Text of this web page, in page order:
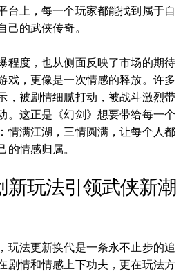
台上，每一个玩家都能找到属于自
己的武侠传奇。
程度，也从侧面反映了市场的期待
，更像是一次情感的释放。许多
，被剧情细腻打动，被战斗激烈带
。这正是《幻剑》想要带给每一个
情满江湖，三情圆满，让每个人都
的情感归属。
新玩法引领武侠新潮
玩法更新换代是一条永不止步的追
剧情和情感上下功夫，更在玩法方